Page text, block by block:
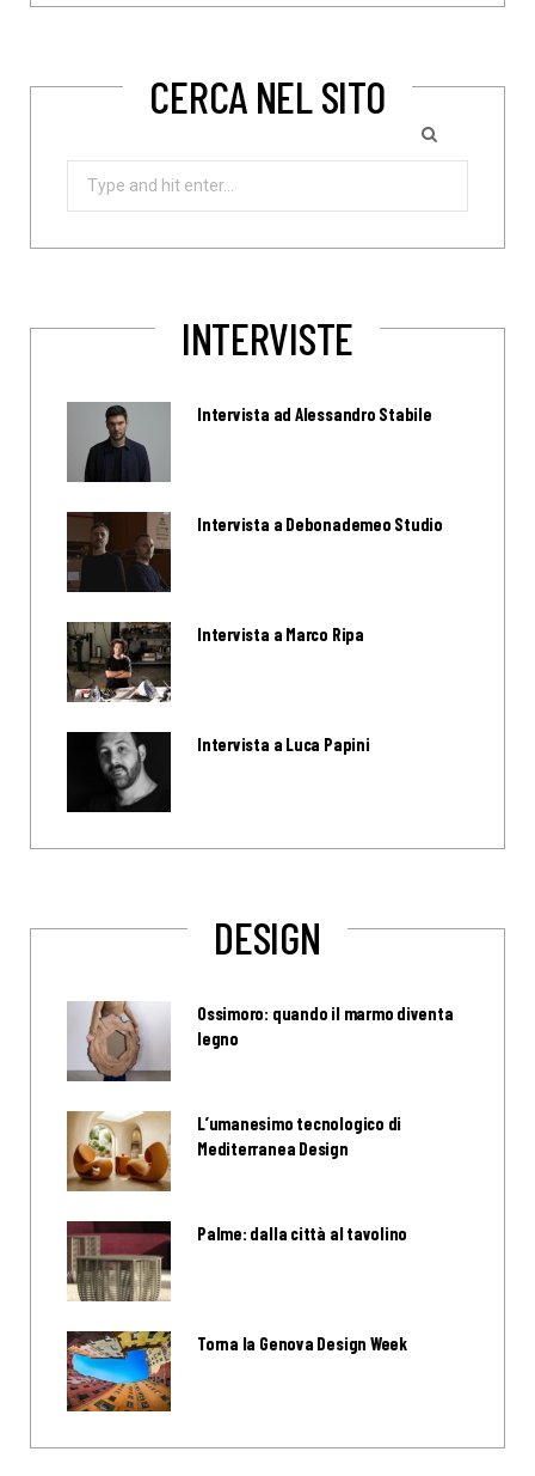
CERCA NEL SITO
Search
INTERVISTE
Intervista ad Alessandro Stabile
Intervista a Debonademeo Studio
Intervista a Marco Ripa
Intervista a Luca Papini
DESIGN
Ossimoro: quando il marmo diventa
legno
L’umanesimo tecnologico di
Mediterranea Design
Palme: dalla città al tavolino
Torna la Genova Design Week